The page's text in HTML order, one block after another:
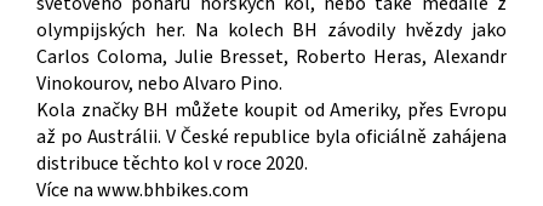
olympijských her. Na kolech BH závodily hvězdy jako
Carlos Coloma, Julie Bresset, Roberto Heras, Alexandr
Vinokourov, nebo Alvaro Pino.
Kola značky BH můžete koupit od Ameriky, přes Evropu
až po Austrálii. V České republice byla oficiálně zahájena
distribuce těchto kol v roce 2020.
Více na www.bhbikes.com